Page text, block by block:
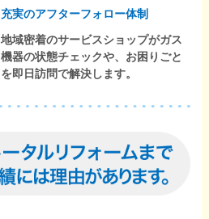
充実のアフターフォロー体制
地域密着のサービスショップがガス
機器の状態チェックや、お困りごと
を即日訪問で解決します。